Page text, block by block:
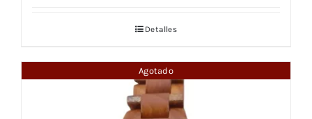
Detalles
Agotado